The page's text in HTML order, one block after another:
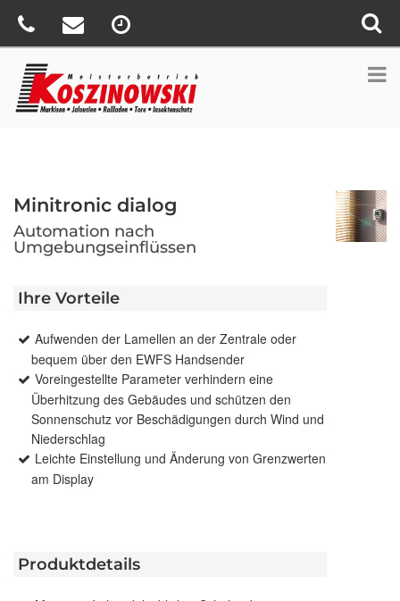
Minitronic dialog
Automation nach
Umgebungseinflüssen
Ihre Vorteile
Aufwenden der Lamellen an der Zentrale oder
bequem über den EWFS Handsender
Voreingestellte Parameter verhindern eine
Überhitzung des Gebäudes und schützen den
Sonnenschutz vor Beschädigungen durch Wind und
Niederschlag
Leichte Einstellung und Änderung von Grenzwerten
am Display
Produktdetails